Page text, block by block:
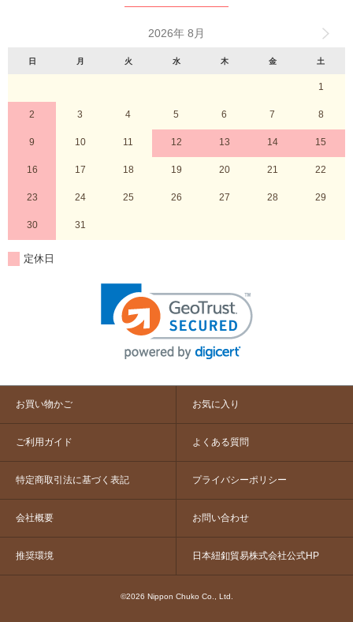
2026年 8月
日 月 火 水 木 金 土
1
2 3 4 5 6 7 8
9 10 11 12 13 14 15
16 17 18 19 20 21 22
23 24 25 26 27 28 29
30 31
定休日
お買い物かご お気に入り
ご利用ガイド よくある質問
特定商取引法に基づく表記 プライバシーポリシー
会社概要 お問い合わせ
推奨環境 日本紐釦貿易株式会社公式HP
©2026 Nippon Chuko Co., Ltd.